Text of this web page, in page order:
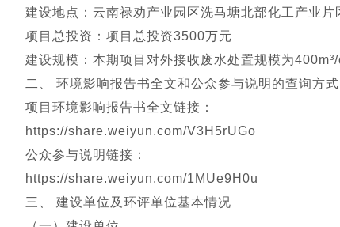
建设地点：云南禄劝产业园区洗马塘北部化工产业片
项目总投资：项目总投资3500万元
建设规模：本期项目对外接收废水处置规模为400m³/
二、 环境影响报告书全文和公众参与说明的查询方式
项目环境影响报告书全文链接：
https://share.weiyun.com/V3H5rUGo
公众参与说明链接：
https://share.weiyun.com/1MUe9H0u
三、 建设单位及环评单位基本情况